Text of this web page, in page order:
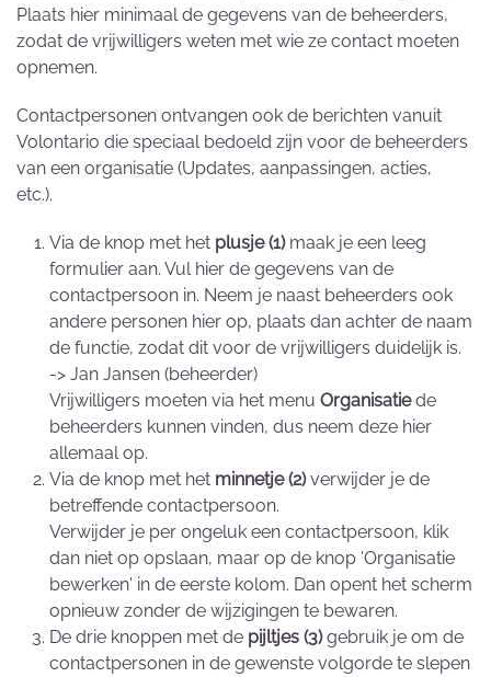
Plaats hier minimaal de gegevens van de beheerders,
zodat de vrijwilligers weten met wie ze contact moeten
opnemen.
Contactpersonen ontvangen ook de berichten vanuit
Volontario die speciaal bedoeld zijn voor de beheerders
van een organisatie (Updates, aanpassingen, acties,
etc.).
Via de knop met het plusje (1)maak je een leeg
formulier aan. Vul hier de gegevens van de
contactpersoon in. Neem je naast beheerders ook
andere personen hier op, plaats dan achter de naam
de functie, zodat dit voor de vrijwilligers duidelijk is.
-> Jan Jansen (beheerder)
Vrijwilligers moeten via het menu Organisatiede
beheerders kunnen vinden, dus neem deze hier
allemaal op.
Via de knop met het minnetje (2)verwijder je de
betreffende contactpersoon.
Verwijder je per ongeluk een contactpersoon, klik
dan niet op opslaan, maar op de knop 'Organisatie
bewerken' in de eerste kolom. Dan opent het scherm
opnieuw zonder de wijzigingen te bewaren.
De drie knoppen met de pijltjes (3)gebruik je om de
contactpersonen in de gewenste volgorde te slepen